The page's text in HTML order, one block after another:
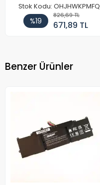
Stok Kodu: OHJHWKPMFQ
%19
826,69 TL
671,89 TL
Benzer Ürünler